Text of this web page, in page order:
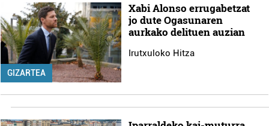
GIZARTEA
Xabi Alonso errugabetzat
jo dute Ogasunaren
aurkako delituen auzian
Irutxuloko Hitza